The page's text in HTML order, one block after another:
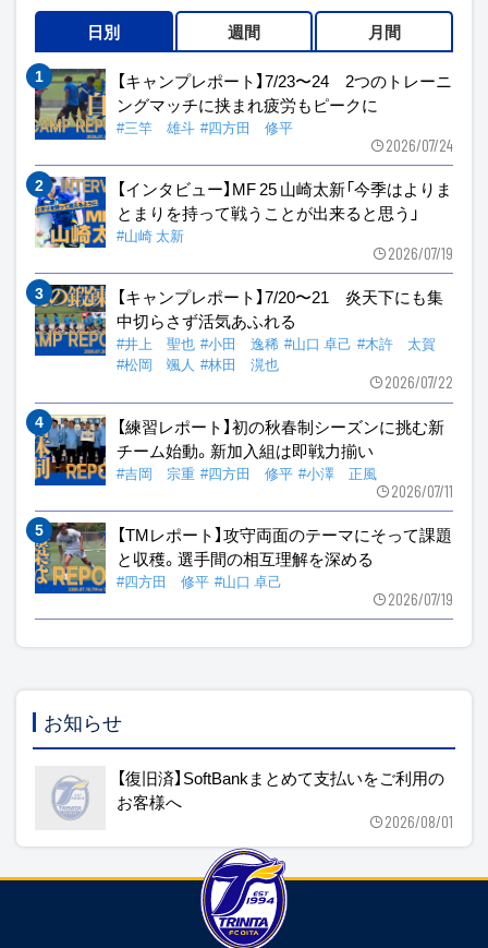
日別 週間 月間
【キャンプレポート】7/23〜24 2つのトレーニ
ングマッチに挟まれ疲労もピークに
#三竿 雄斗 #四方田 修平
2026/07/24
【インタビュー】MF 25 山崎太新「今季はよりま
とまりを持って戦うことが出来ると思う」
#山崎 太新
2026/07/19
【キャンプレポート】7/20〜21 炎天下にも集
中切らさず活気あふれる
#井上 聖也 #小田 逸稀 #山口 卓己 #木許 太賀
#松岡 颯人 #林田 滉也
2026/07/22
【練習レポート】初の秋春制シーズンに挑む新
チーム始動。新加入組は即戦力揃い
#吉岡 宗重 #四方田 修平 #小澤 正風
2026/07/11
【TMレポート】攻守両面のテーマにそって課題
と収穫。選手間の相互理解を深める
#四方田 修平 #山口 卓己
2026/07/19
お知らせ
【復旧済】SoftBankまとめて支払いをご利用の
お客様へ
2026/08/01